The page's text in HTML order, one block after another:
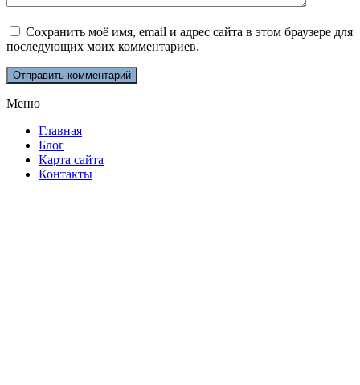
Сохранить моё имя, email и адрес сайта в этом браузере для
последующих моих комментариев.
Меню
Главная
Блог
Карта сайта
Контакты